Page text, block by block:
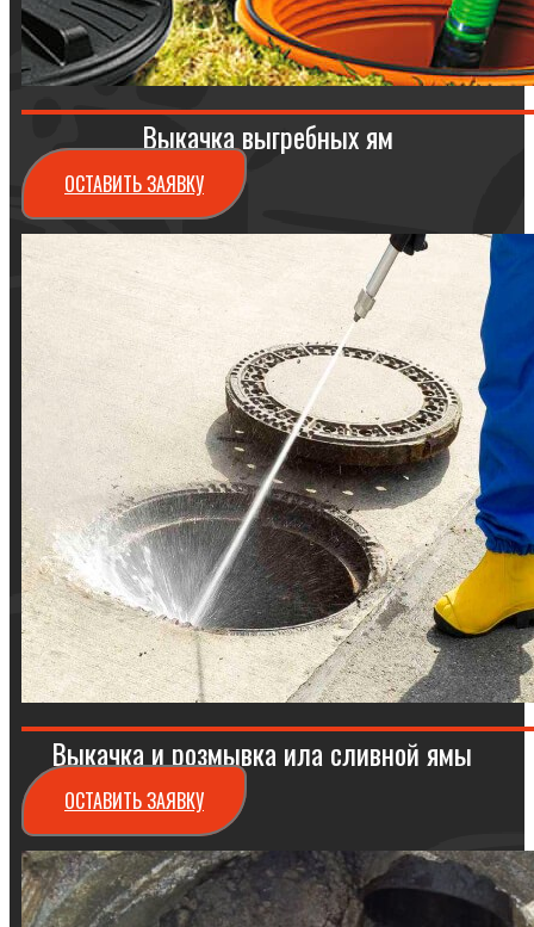
Выкачка выгребных ям
ОСТАВИТЬ ЗАЯВКУ
Выкачка и розмывка ила сливной ямы
ОСТАВИТЬ ЗАЯВКУ